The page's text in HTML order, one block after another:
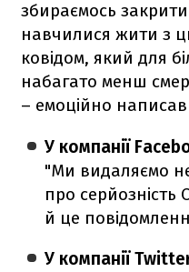
збираємось
навчилися жити з
ковідом, який для
набагато менш
– емоційно
У компанії
"Ми видаляємо
про серйозність
й це
У компанії